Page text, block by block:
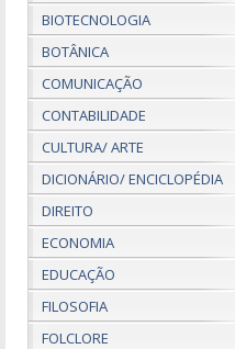
BIOTECNOLOGIA
BOTÂNICA
COMUNICAÇÃO
CONTABILIDADE
CULTURA/ ARTE
DICIONÁRIO/ ENCICLOPÉDIA
DIREITO
ECONOMIA
EDUCAÇÃO
FILOSOFIA
FOLCLORE